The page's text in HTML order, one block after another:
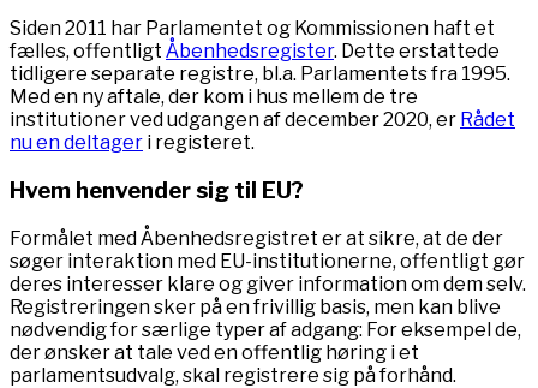
Siden 2011 har Parlamentet og Kommissionen haft et
fælles, offentligt Åbenhedsregister. Dette erstattede
tidligere separate registre, bl.a. Parlamentets fra 1995.
Med en ny aftale, der kom i hus mellem de tre
institutioner ved udgangen af december 2020, er Rådet
nu en deltager i registeret.
Hvem henvender sig til EU?
Formålet med Åbenhedsregistret er at sikre, at de der
søger interaktion med EU-institutionerne, offentligt gør
deres interesser klare og giver information om dem selv.
Registreringen sker på en frivillig basis, men kan blive
nødvendig for særlige typer af adgang: For eksempel de,
der ønsker at tale ved en offentlig høring i et
parlamentsudvalg, skal registrere sig på forhånd.